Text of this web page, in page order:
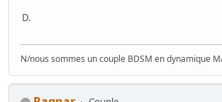
D.
N/nous sommes un couple BDSM en dynamique